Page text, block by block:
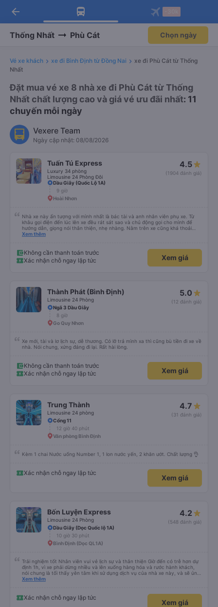
Tải app Vexere ngay!
Nhận ưu đãi thành viên độc
Mở app
Tải app Vexere
-30k/ghế khi đặt vé máy bay qua
Mở app
arrow_back
Thống Nhất Phù Cát Chọn ngày
Vé xe khách xe đi Bình Định từ Đồng Nai
xe đi Phù Cát từ Thống
Nhất
Đặt mua vé xe 8 nhà xe đi Phù Cát từ Thống
Nhất chất lượng cao và giá vé ưu đãi nhất: 11
chuyến mỗi ngày
Vexere Team
Ngày cập nhật: 08/08/2026
Tuấn Tú Express
Luxury 34 phòng
Limousine 24 Phòng Đôi
4.5
(1904 đánh giá)
Dầu Giây (Quốc Lộ 1A)
9 giờ
Hoài Nhơn
Nhà xe này ấn tượng với mình nhất là bác tài và anh nhân viên phụ xe. Từ
khâu gọi điện đến lúc lên xe đều rát sát sao và chủ động gọi cho mình để
hướng dẫn, giọng nói thân thiện, nhẹ nhàng. Nằm trên xe cũng khá thoải
mái, chăn nệm nước suối đầy đủ. Chuyến xe của mình hầu hết là các cô bác
nhưng các anh hướng dẫn mình xuống ở đây không có ma nào dám chở đâu
( vì đây là địa bàn của thế lực xe ôm ngầm, dân chơi cỏ kẹo ke...) Và thế là
mình được chở xuống Ngã 3 thành , nơi sáng sủa an toàn hơn. Một Chuyến
Xem thêm
Không cần thanh toán trước
Xác nhận chỗ ngay lập tức
Xem giá
Thành Phát (Bình Định)
Limousine 24 Phòng
5.0
(12 đánh giá)
Ngã 3 Dầu Giây
8 giờ
Go Quy Nhơn
Xe mới, tài và lơ lịch sự, dễ thương. Có lỡ trả mình xa thì cũng bù tiền đi xe về
nhà. Nói chung, xứng đáng đi lại. Rất hài lòng.
Không cần thanh toán trước
Xác nhận chỗ ngay lập tức
Xem giá
Trung Thành
Limousine 24 phòng
4.7
(31 đánh giá)
Cổng 11
12 giờ 40 phút
Văn phòng Bình Định
Kèm 1 chai Nước uống Number 1, 1 lon nước yến, 2 khăn ướt. Chất lượng 👌
Xác nhận chỗ ngay lập tức
Xem giá
Bốn Luyện Express
Limousine 24 Phòng
4.2
(548 đánh giá)
Dầu Giây (Dọc Quốc lộ 1A)
10 giờ 30 phút
Bình Định (Dọc QL1A)
Trải nghiệm tốt Nhân viên vui vẻ lịch sự và thân thiện Giờ đến có trễ hơn dự
định 1h, vì xe phải dừng nhiều và lên xuống hàng hóa và rước hành khách,
nói chung là tối thấy yên tâm khi sử dụng dịch vụ của nhà xe này, và sẽ ủng
hộ và giới thiệu cho người thân sử dụng dịch vụ của nhà xe này
Xem thêm
Xác nhận chỗ ngay lập tức
Xem giá